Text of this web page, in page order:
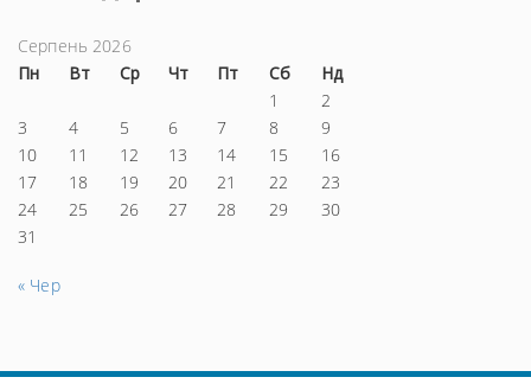
Серпень 2026
Пн
Вт Ср Чт Пт Сб
Нд
1
2
3
4 5 6 7 8
9
10
11 12 13 14 15
16
17
18 19 20 21 22
23
24
25 26 27 28 29
30
31
« Чер